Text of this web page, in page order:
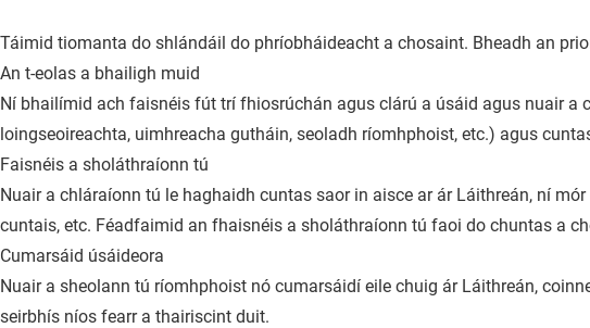
Táimid tiomanta do shlándáil do phríobháideacht a chosaint. Bheadh ​​an
An t-eolas a bhailigh muid
Ní bhailímid ach faisnéis fút trí fhiosrúchán agus clárú a úsáid agus nuair a
loingseoireachta, uimhreacha gutháin, seoladh ríomhphoist, etc.) agus
Faisnéis a sholáthraíonn tú
Nuair a chláraíonn tú le haghaidh cuntas saor in aisce ar ár Láithreán, ní
cuntais, etc. Féadfaimid an fhaisnéis a sholáthraíonn tú faoi do chuntas a
Cumarsáid úsáideora
Nuair a sheolann tú ríomhphoist nó cumarsáidí eile chuig ár Láithreán,
seirbhís níos fearr a thairiscint duit.